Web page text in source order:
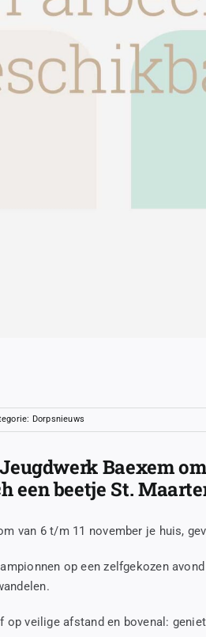
Dorpsnieuws
Baexem
een beetje St.
van 6 t/m 11 november je huis,
op een zelfgekozen
op veilige afstand en bovenal: